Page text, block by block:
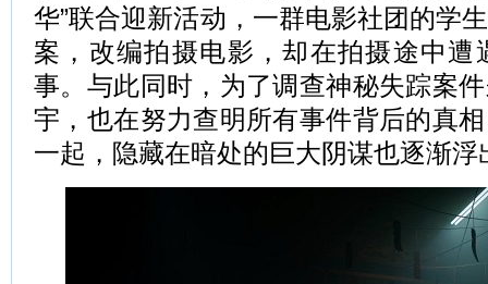
华”联合迎新活动，一群电影社团的学
案，改编拍摄电影，却在拍摄途中遭
事。与此同时，为了调查神秘失踪案
宇，也在努力查明所有事件背后的真
一起，隐藏在暗处的巨大阴谋也逐渐